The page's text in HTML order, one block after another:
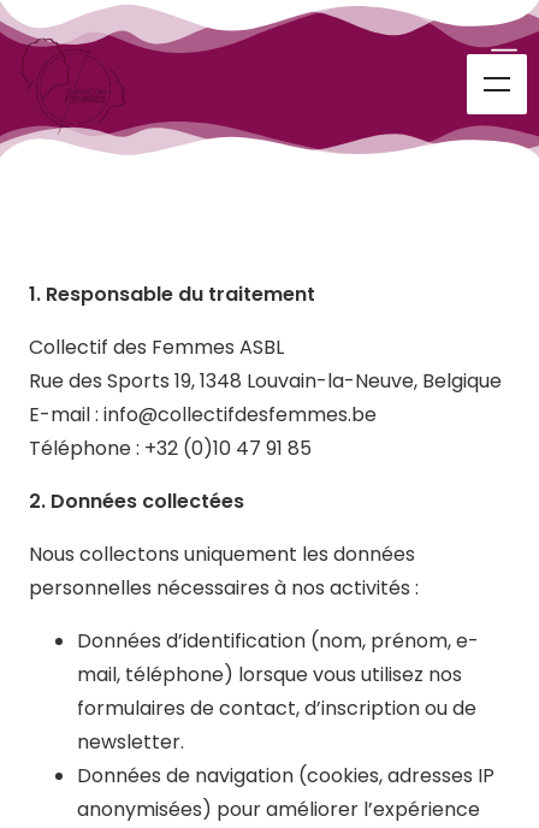
1. Responsable du traitement
Collectif des Femmes ASBL
Rue des Sports 19, 1348 Louvain-la-Neuve, Belgique
E-mail : info@collectifdesfemmes.be
Téléphone : +32 (0)10 47 91 85
2. Données collectées
Nous collectons uniquement les données
personnelles nécessaires à nos activités :
Données d’identification (nom, prénom, e-
mail, téléphone) lorsque vous utilisez nos
formulaires de contact, d’inscription ou de
newsletter.
Données de navigation (cookies, adresses IP
anonymisées) pour améliorer l’expérience